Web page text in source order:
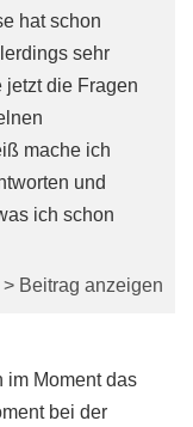
hat schon
sehr
jetzt die Fragen
mache ich
und
ich schon
> Beitrag anzeigen
im Moment das
bei der